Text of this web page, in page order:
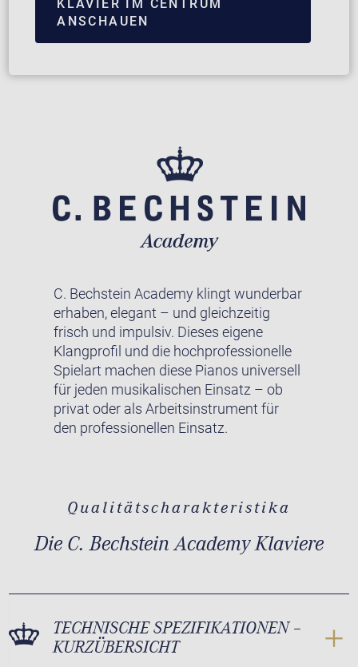
KLAVIER IM CENTRUM
ANSCHAUEN
C. Bechstein Academy klingt wunderbar
erhaben, elegant – und gleichzeitig
frisch und impulsiv. Dieses eigene
Klangprofil und die hochprofessionelle
Spielart machen diese Pianos universell
für jeden musikalischen Einsatz – ob
privat oder als Arbeitsinstrument für
den professionellen Einsatz.
Qualitätscharakteristika
Die C. Bechstein Academy Klaviere
TECHNISCHE SPEZIFIKATIONEN –
KURZÜBERSICHT